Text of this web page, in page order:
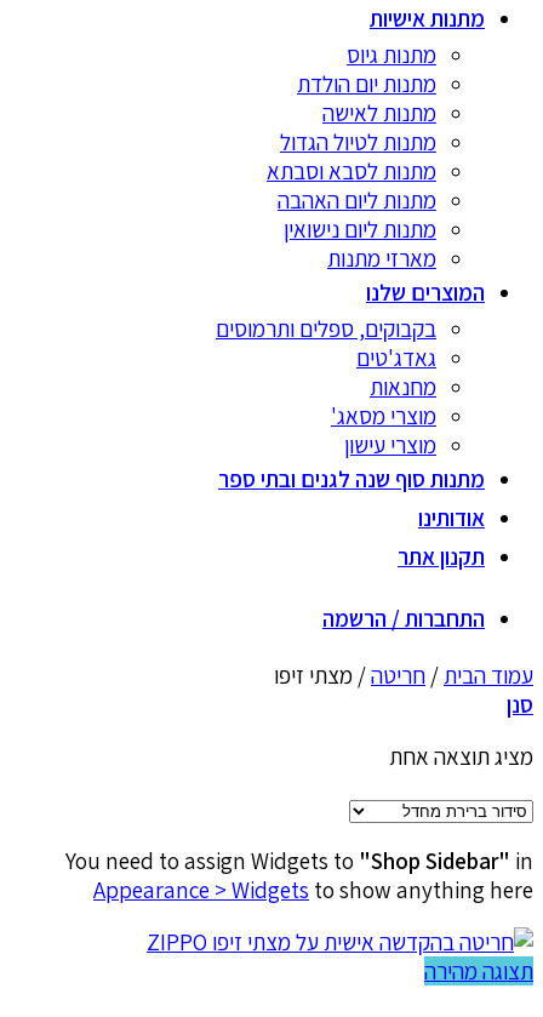
מתנות אישיות
מתנות גיוס
מתנות יום הולדת
מתנות לאישה
מתנות לטיול הגדול
מתנות לסבא וסבתא
מתנות ליום האהבה
מתנות ליום נישואין
מארזי מתנות
המוצרים שלנו
בקבוקים, ספלים ותרמוסים
גאדג'טים
מחנאות
מוצרי מסאג'
מוצרי עישון
מתנות סוף שנה לגנים ובתי ספר
אודותינו
תקנון אתר
התחברות / הרשמה
עמוד הבית/ חריטה/ מצתי זיפו
סנן
מציג תוצאה אחת
You need to assign Widgets to "Shop Sidebar" in
Appearance > Widgets to show anything here
תצוגה מהירה